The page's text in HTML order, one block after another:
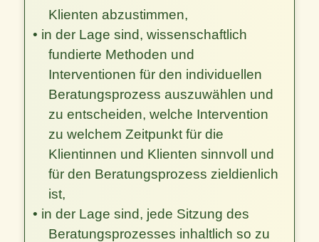
Klienten abzustimmen,
• in der Lage sind, wissenschaftlich
fundierte Methoden und
Interventionen für den individuellen
Beratungsprozess auszuwählen und
zu entscheiden, welche Intervention
zu welchem Zeitpunkt für die
Klientinnen und Klienten sinnvoll und
für den Beratungsprozess zieldienlich
ist,
• in der Lage sind, jede Sitzung des
Beratungsprozesses inhaltlich so zu